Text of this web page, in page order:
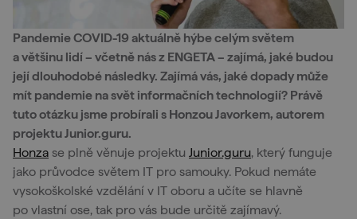
Pandemie COVID-19 aktuálně hýbe celým světem
a většinu lidí – včetně nás z ENGETA – zajímá, jaké budou
její dlouhodobé následky. Zajímá vás, jaké dopady může
mít pandemie na svět informačních technologií? Právě
tuto otázku jsme probírali s Honzou Javorkem, autorem
projektu Junior.guru.
Honza se plně věnuje projektu Junior.guru, který funguje
jako průvodce světem IT pro samouky. Pokud nemáte
vysokoškolské vzdělání v IT oboru a učíte se hlavně
po vlastní ose, tak pro vás bude určitě zajímavý.